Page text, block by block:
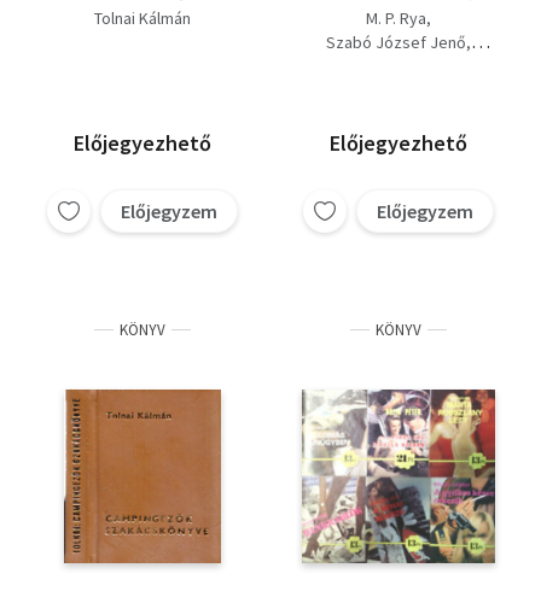
(számozott
Tolnai Kálmán
Előjegyezhető
Előjegyzem
Ostromlott ágyak,
Leszboszi szeretők, Az
szalon rejtélye
M. P. Rya
Szabó József Jenő
Előjegyezhető
Előjegyzem
KÖNYV KÖNYV